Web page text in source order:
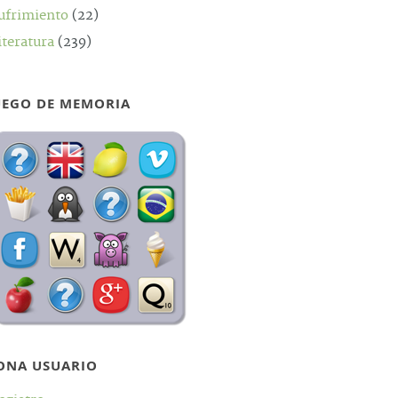
(22)
(239)
DE MEMORIA
USUARIO